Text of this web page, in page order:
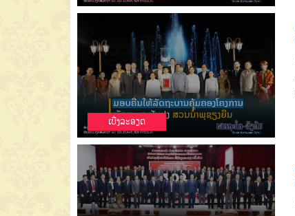
ເບີ່ງລະອຽດ